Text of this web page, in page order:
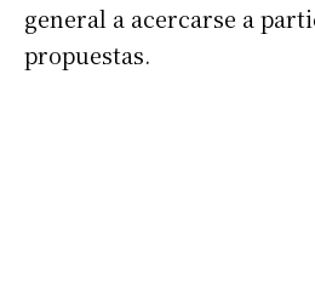
general a acercarse a
propuestas.